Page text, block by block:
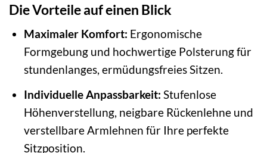
Die Vorteile auf einen Blick
Maximaler Komfort: Ergonomische
Formgebung und hochwertige Polsterung für
stundenlanges, ermüdungsfreies Sitzen.
Individuelle Anpassbarkeit: Stufenlose
Höhenverstellung, neigbare Rückenlehne und
verstellbare Armlehnen für Ihre perfekte
Sitzposition.